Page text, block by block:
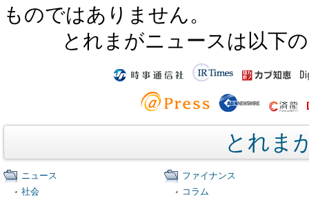
ものではありません。
とれまがニュースは以下
とれま
ニュース
社会
ファイナンス
コラム